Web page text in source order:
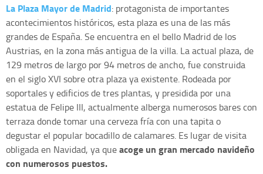
La Plaza Mayor de Madrid: protagonista de importantes
acontecimientos históricos, esta plaza es una de las más
grandes de España. Se encuentra en el bello Madrid de los
Austrias, en la zona más antigua de la villa. La actual plaza, de
129 metros de largo por 94 metros de ancho, fue construida
en el siglo XVI sobre otra plaza ya existente. Rodeada por
soportales y edificios de tres plantas, y presidida por una
estatua de Felipe III, actualmente alberga numerosos bares con
terraza donde tomar una cerveza fría con una tapita o
degustar el popular bocadillo de calamares. Es lugar de visita
obligada en Navidad, ya queacoge un gran mercado navideño
con numerosos puestos.